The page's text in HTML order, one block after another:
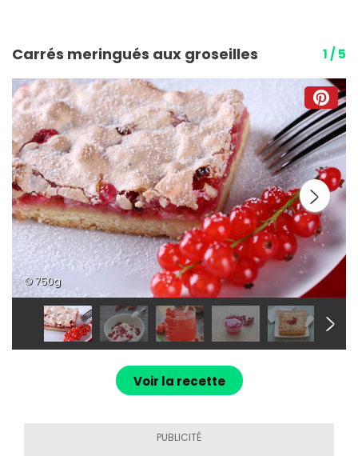
Carrés meringués aux groseilles 1 / 5
© 750g
Voir la recette